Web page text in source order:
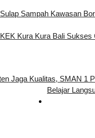
Sampah Kawasan
Kura Kura Bali
Jaga Kualitas, SMAN 1
Belajar